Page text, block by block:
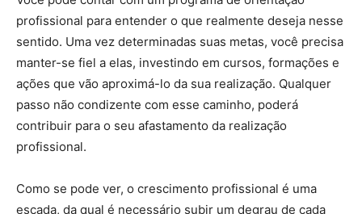
profissional para entender o que realmente deseja nesse
sentido. Uma vez determinadas suas metas, você precisa
manter-se fiel a elas, investindo em cursos, formações e
ações que vão aproximá-lo da sua realização. Qualquer
passo não condizente com esse caminho, poderá
contribuir para o seu afastamento da realização
profissional.
Como se pode ver, o crescimento profissional é uma
escada, da qual é necessário subir um degrau de cada